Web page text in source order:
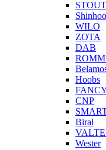
STOUT
Shinhoo
WILO
ZOTA
DAB
Hoobs
CNP
Biral
Wester